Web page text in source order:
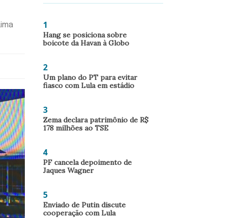
1
Hang se posiciona sobre
boicote da Havan à Globo
2
Um plano do PT para evitar
fiasco com Lula em estádio
3
Zema declara patrimônio de R$
178 milhões ao TSE
4
PF cancela depoimento de
Jaques Wagner
5
Enviado de Putin discute
cooperação com Lula